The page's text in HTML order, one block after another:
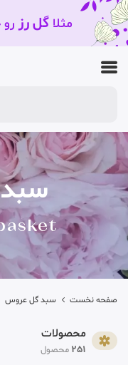
مثلاگل رز
صفحه نخست سبد گل عروس
محصولات
251 محصول